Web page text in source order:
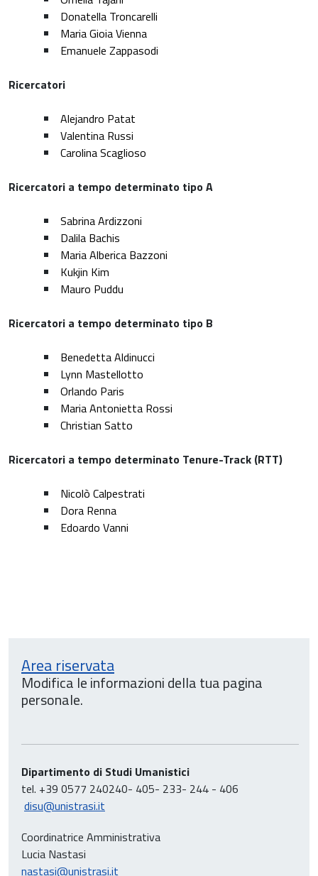
Donatella Troncarelli
Maria Gioia Vienna
Emanuele Zappasodi
Ricercatori
Alejandro Patat
Valentina Russi
Carolina Scaglioso
Ricercatori a tempo determinato tipo A
Sabrina Ardizzoni
Dalila Bachis
Maria Alberica Bazzoni
Kukjin Kim
Mauro Puddu
Ricercatori a tempo determinato tipo B
Benedetta Aldinucci
Lynn Mastellotto
Orlando Paris
Maria Antonietta Rossi
Christian Satto
Ricercatori a tempo determinato Tenure-Track (RTT)
Nicolò Calpestrati
Dora Renna
Edoardo Vanni
Area riservata
Modifica le informazioni della tua pagina
personale.
Dipartimento di Studi Umanistici
tel. +39 0577 240240- 405- 233- 244 - 406
disu@unistrasi.it
Coordinatrice Amministrativa
Lucia Nastasi
nastasi@unistrasi.it